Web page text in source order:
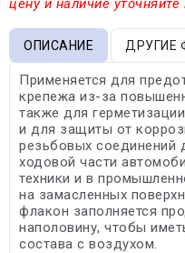
ОПИСАНИЕ ДРУГИЕ
Применяется для
крепежа из-за
также для
и для защиты от
резьбовых соединений
ходовой части
техники и в
на замасленных
флакон заполняется
наполовину, чтобы
состава с воздухом.